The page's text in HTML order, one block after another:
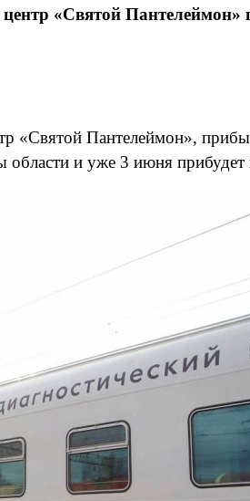
«Святой
«Святой Пантелеймон»,
области и уже 3 июня